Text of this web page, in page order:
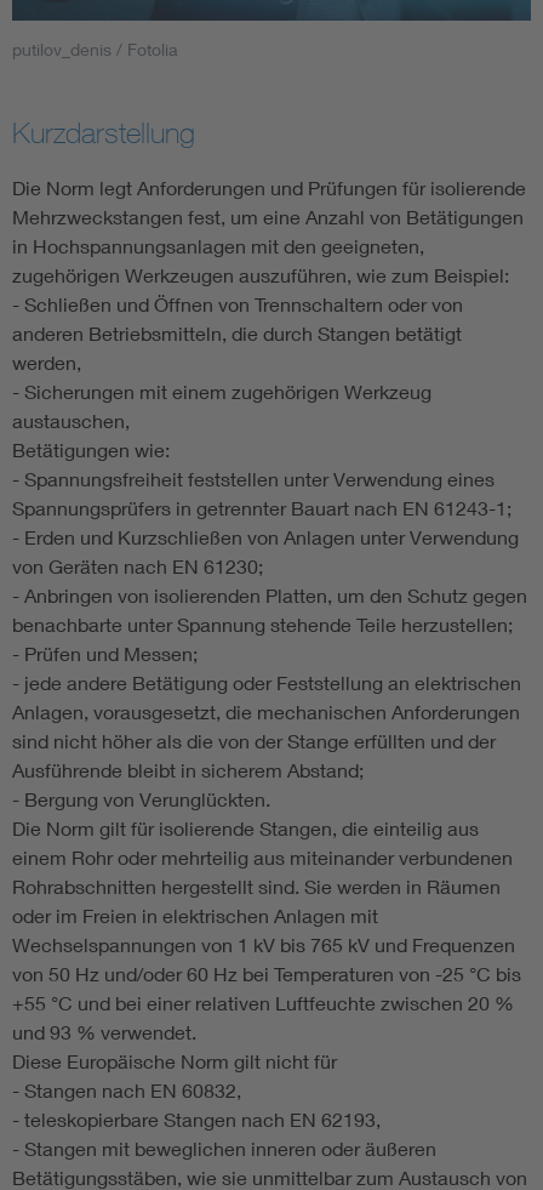
Smart Cities
Blitzschutz: DIN EN 62305 in der Übersicht
Circular Economy für mehr Ressourceneffizienz
Cybersecurity in der Industrieautomatisierung
DIN VDE 0100 für sichere Elektroinstallationen
Elektrofachkraft (EFK)
putilov_denis / Fotolia
Kurzdarstellung
Die Norm legt Anforderungen und Prüfungen für isolierende
Mehrzweckstangen fest, um eine Anzahl von Betätigungen
in Hochspannungsanlagen mit den geeigneten,
zugehörigen Werkzeugen auszuführen, wie zum Beispiel:
- Schließen und Öffnen von Trennschaltern oder von
anderen Betriebsmitteln, die durch Stangen betätigt
werden,
- Sicherungen mit einem zugehörigen Werkzeug
austauschen,
Betätigungen wie:
- Spannungsfreiheit feststellen unter Verwendung eines
Spannungsprüfers in getrennter Bauart nach EN 61243-1;
- Erden und Kurzschließen von Anlagen unter Verwendung
von Geräten nach EN 61230;
- Anbringen von isolierenden Platten, um den Schutz gegen
benachbarte unter Spannung stehende Teile herzustellen;
- Prüfen und Messen;
- jede andere Betätigung oder Feststellung an elektrischen
Anlagen, vorausgesetzt, die mechanischen Anforderungen
sind nicht höher als die von der Stange erfüllten und der
Ausführende bleibt in sicherem Abstand;
- Bergung von Verunglückten.
Die Norm gilt für isolierende Stangen, die einteilig aus
einem Rohr oder mehrteilig aus miteinander verbundenen
Rohrabschnitten hergestellt sind. Sie werden in Räumen
oder im Freien in elektrischen Anlagen mit
Wechselspannungen von 1 kV bis 765 kV und Frequenzen
von 50 Hz und/oder 60 Hz bei Temperaturen von -25 °C bis
+55 °C und bei einer relativen Luftfeuchte zwischen 20 %
und 93 % verwendet.
Diese Europäische Norm gilt nicht für
- Stangen nach EN 60832,
- teleskopierbare Stangen nach EN 62193,
- Stangen mit beweglichen inneren oder äußeren
Betätigungsstäben, wie sie unmittelbar zum Austausch von